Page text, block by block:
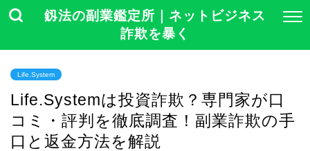
釼法の副業鑑定所｜ネットビジネス
詐欺を暴く
Life.System
Life.Systemは投資詐欺？専門家が口
コミ・評判を徹底調査！副業詐欺の手
口と返金方法を解説